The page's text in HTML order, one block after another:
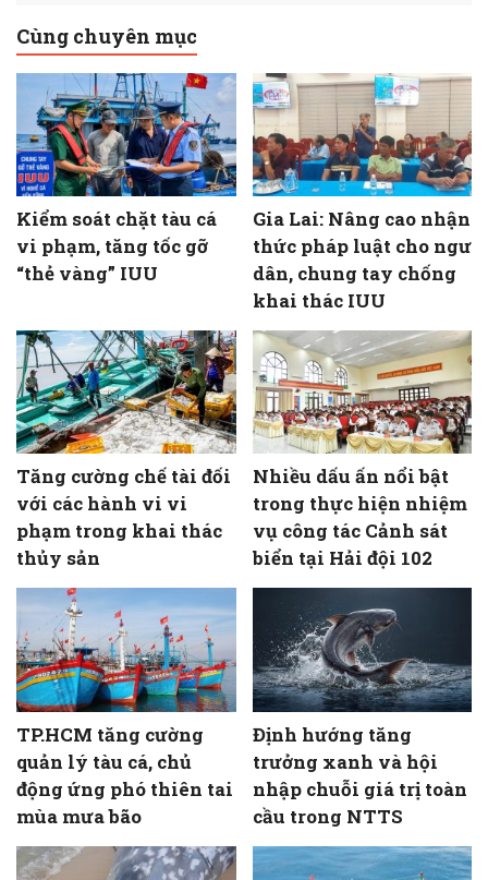
Cùng chuyên mục
Kiểm soát chặt tàu cá
vi phạm, tăng tốc gỡ
“thẻ vàng” IUU
Gia Lai: Nâng cao nhận
thức pháp luật cho ngư
dân, chung tay chống
khai thác IUU
Tăng cường chế tài đối
với các hành vi vi
phạm trong khai thác
thủy sản
Nhiều dấu ấn nổi bật
trong thực hiện nhiệm
vụ công tác Cảnh sát
biển tại Hải đội 102
TP.HCM tăng cường
quản lý tàu cá, chủ
động ứng phó thiên tai
mùa mưa bão
Định hướng tăng
trưởng xanh và hội
nhập chuỗi giá trị toàn
cầu trong NTTS